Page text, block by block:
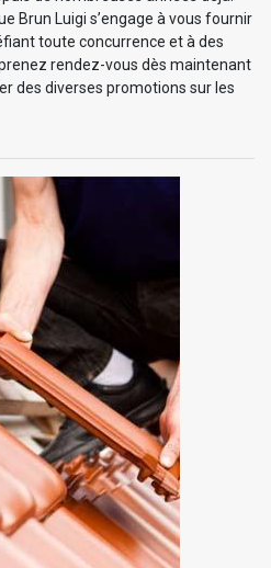
Brun Luigi s’engage à vous fournir
toute concurrence et à des
rendez-vous dès maintenant
des diverses promotions sur les